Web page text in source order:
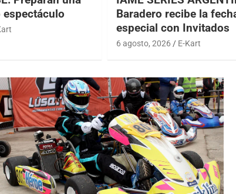
espectáculo
Baradero recibe la
especial con Invitados
6 agosto, 2026 E-Kart